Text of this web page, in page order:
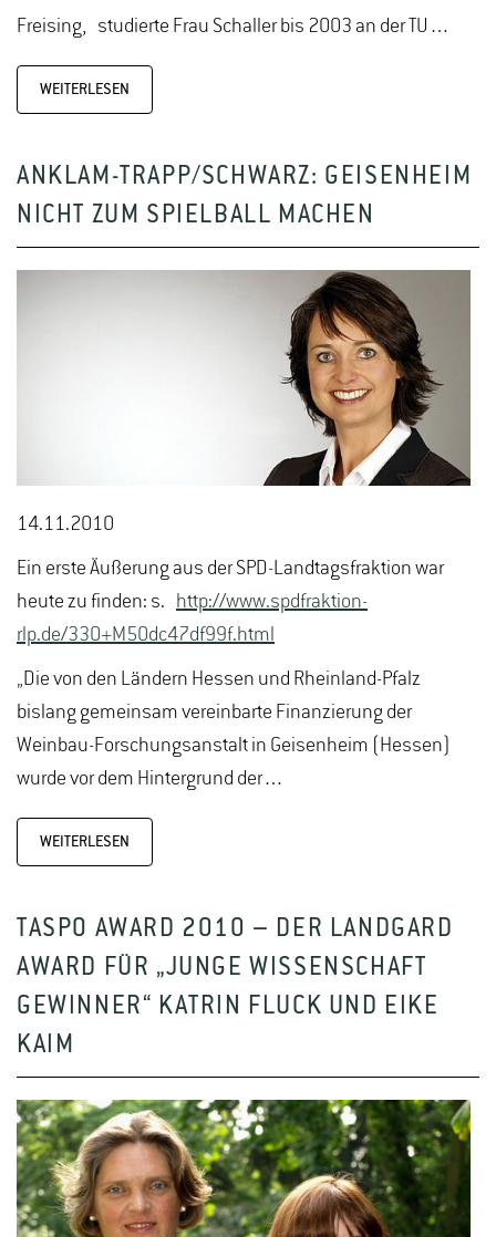
Freising, studierte Frau Schaller bis 2003 an der TU…
WEITERLESEN
ANKLAM-TRAPP/SCHWARZ: GEISENHEIM
NICHT ZUM SPIELBALL MACHEN
14.11.2010
Ein erste Äußerung aus der SPD-Landtagsfraktion war
heute zu finden: s. http://www.spdfraktion-
rlp.de/330+M50dc47df99f.html
„Die von den Ländern Hessen und Rheinland-Pfalz
bislang gemeinsam vereinbarte Finanzierung der
Weinbau-Forschungsanstalt in Geisenheim (Hessen)
wurde vor dem Hintergrund der…
WEITERLESEN
TASPO AWARD 2010 – DER LANDGARD
AWARD FÜR „JUNGE WISSENSCHAFT
GEWINNER“ KATRIN FLUCK UND EIKE
KAIM